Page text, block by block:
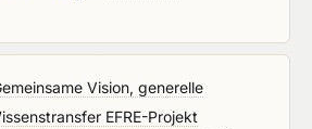
Vision, generelle
EFRE-Projekt